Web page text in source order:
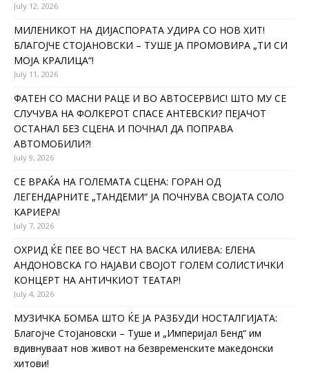
July 12, 2026
МИЛЕНИКОТ НА ДИЈАСПОРАТА УДИРА СО НОВ ХИТ!
БЛАГОЈЧЕ СТОЈАНОВСКИ – ТУШЕ ЈА ПРОМОВИРА „ТИ СИ
МОЈА КРАЛИЦА“!
July 11, 2026
ФАТЕН СО МАСНИ РАЦЕ И ВО АВТОСЕРВИС! ШТО МУ СЕ
СЛУЧУВА НА ФОЛКЕРОТ СПАСЕ АНТЕВСКИ? ПЕЈАЧОТ
ОСТАНАЛ БЕЗ СЦЕНА И ПОЧНАЛ ДА ПОПРАВА
АВТОМОБИЛИ?!
July 9, 2026
СЕ ВРАЌА НА ГОЛЕМАТА СЦЕНА: ГОРАН ОД
ЛЕГЕНДАРНИТЕ „ТАНДЕМИ“ ЈА ПОЧНУВА СВОЈАТА СОЛО
КАРИЕРА!
July 7, 2026
ОХРИД ЌЕ ПЕЕ ВО ЧЕСТ НА ВАСКА ИЛИЕВА: ЕЛЕНА
АНДОНОВСКА ГО НАЈАВИ СВОЈОТ ГОЛЕМ СОЛИСТИЧКИ
КОНЦЕРТ НА АНТИЧКИОТ ТЕАТАР!
July 4, 2026
МУЗИЧКА БОМБА ШТО ЌЕ ЈА РАЗБУДИ НОСТАЛГИЈАТА:
Благојче Стојановски – Туше и „Империјал Бенд“ им
вдивнуваат нов живот на безвременските македонски
хитови!